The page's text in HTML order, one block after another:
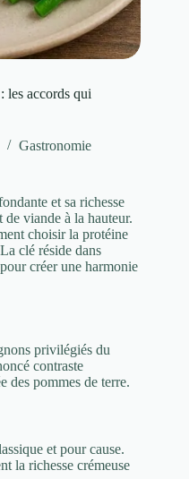
les accords qui
Gastronomie
et sa richesse
de viande à la hauteur.
choisir la protéine
clé réside dans
créer une harmonie
privilégiés du
contraste
des pommes de terre.
et pour cause.
la richesse crémeuse